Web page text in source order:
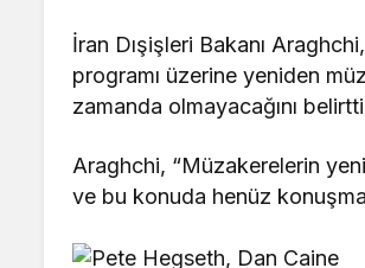
İran Dışişleri Bakanı
programı üzerine yeniden
zamanda olmayacağını
Araghchi, “Müzakerelerin
ve bu konuda henüz